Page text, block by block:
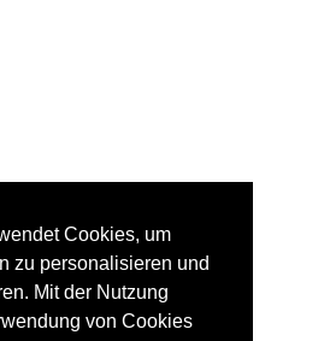
Cookies, um
zu personalisieren und
Mit der Nutzung
von Cookies